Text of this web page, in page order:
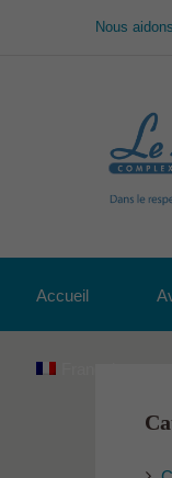
Nous
Accueil